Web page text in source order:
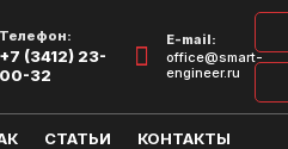
Телефон:
+7 (3412) 23-
00-32
E-mail:
office@smart-
engineer.ru
СТАТЬИ КОНТАКТЫ